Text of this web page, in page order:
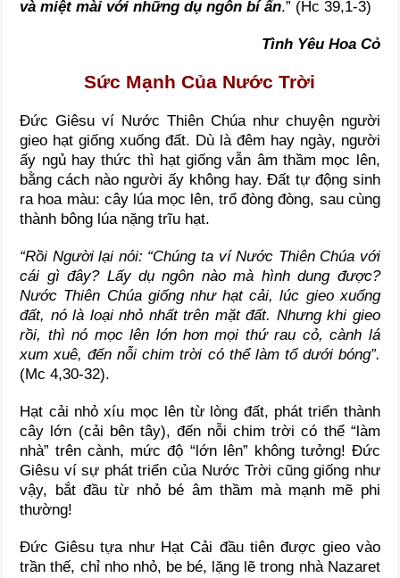
và miệt mài với những dụ ngôn bí ẩn.” (Hc 39,1-3)
Tình Yêu Hoa Cỏ
Sức Mạnh Của Nước Trời
Đức Giêsu ví Nước Thiên Chúa như chuyện người
gieo hạt giống xuống đất. Dù là đêm hay ngày, người
ấy ngủ hay thức thì hạt giống vẫn âm thầm mọc lên,
bằng cách nào người ấy không hay. Đất tự động sinh
ra hoa màu: cây lúa mọc lên, trổ đòng đòng, sau cùng
thành bông lúa nặng trĩu hạt.
“Rồi Người lại nói: “Chúng ta ví Nước Thiên Chúa với
cái gì đây? Lấy dụ ngôn nào mà hình dung được?
Nước Thiên Chúa giống như hạt cải, lúc gieo xuống
đất, nó là loại nhỏ nhất trên mặt đất. Nhưng khi gieo
rồi, thì nó mọc lên lớn hơn mọi thứ rau cỏ, cành lá
xum xuê, đến nỗi chim trời có thể làm tổ dưới bóng”.
(Mc 4,30-32).
Hạt cải nhỏ xíu mọc lên từ lòng đất, phát triển thành
cây lớn (cải bên tây), đến nỗi chim trời có thể “làm
nhà” trên cành, mức độ “lớn lên” không tưởng! Đức
Giêsu ví sự phát triển của Nước Trời cũng giống như
vậy, bắt đầu từ nhỏ bé âm thầm mà mạnh mẽ phi
thường!
Đức Giêsu tựa như Hạt Cải đầu tiên được gieo vào
trần thế, chỉ nho nhỏ, be bé, lặng lẽ trong nhà Nazaret